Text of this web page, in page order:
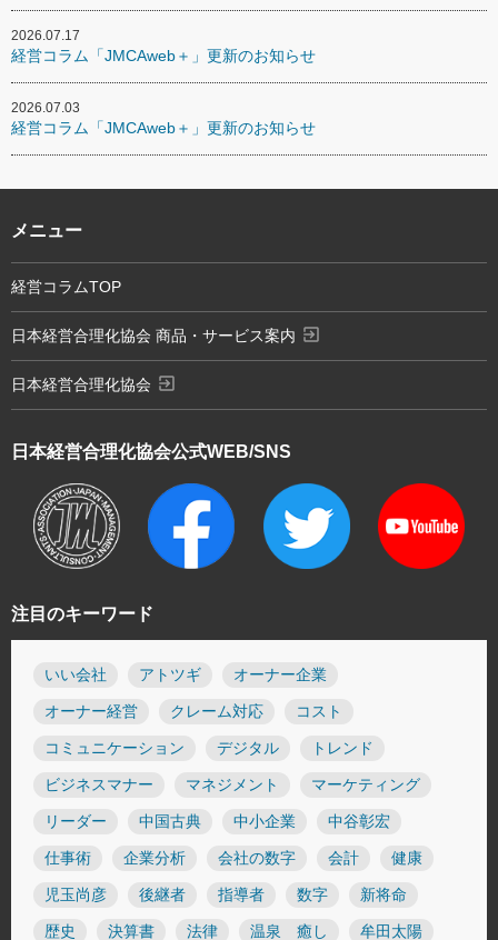
2026.07.17
経営コラム「JMCAweb＋」更新のお知らせ
2026.07.03
経営コラム「JMCAweb＋」更新のお知らせ
注目のキーワード
いい会社 アトツギ オーナー企業
オーナー経営 クレーム対応 コスト
コミュニケーション デジタル トレンド
ビジネスマナー マネジメント マーケティング
リーダー 中国古典 中小企業 中谷彰宏
仕事術 企業分析 会社の数字 会計 健康
児玉尚彦 後継者 指導者 数字 新将命
歴史 決算書 法律 温泉 癒し 牟田太陽
日本経営合理化協会公式WEB/SNS
メニュー
経営コラムTOP
日本経営合理化協会 商品・サービス案内 exit_to_app
日本経営合理化協会 exit_to_app